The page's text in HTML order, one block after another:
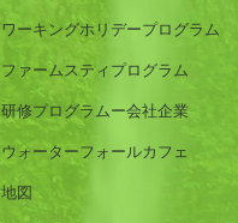
ワーキングホリデープログラム
ファームスティプログラム
研修プログラムー会社企業
ウォーターフォールカフェ
地図